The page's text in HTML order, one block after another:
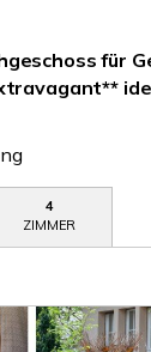
für
4
ZIMMER